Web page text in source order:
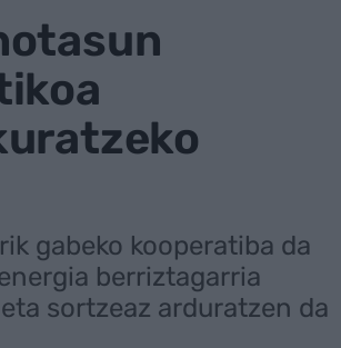
gabeko kooperatiba da
berriztagarria
sortzeaz arduratzen da